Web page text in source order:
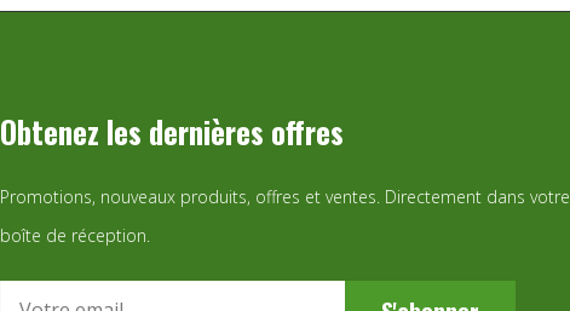
Obtenez les dernières offres
Promotions, nouveaux produits, offres et ventes. Directement dans votre
boîte de réception.